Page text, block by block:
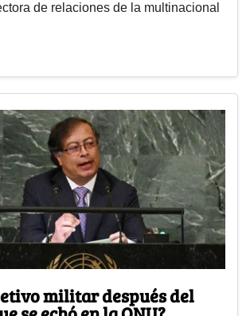
de relaciones de la multinacional
militar después del